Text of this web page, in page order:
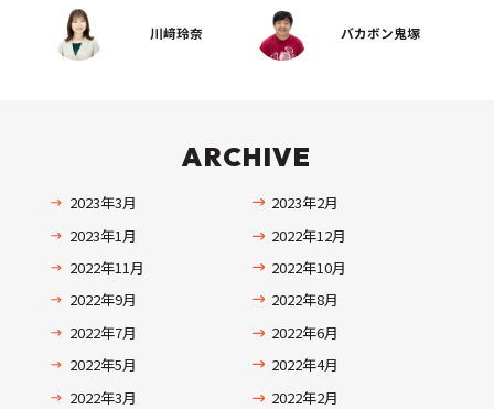
川﨑玲奈 バカボン鬼塚
ARCHIVE
2023年3月
2023年2月
2023年1月
2022年12月
2022年11月
2022年10月
2022年9月
2022年8月
2022年7月
2022年6月
2022年5月
2022年4月
2022年3月
2022年2月